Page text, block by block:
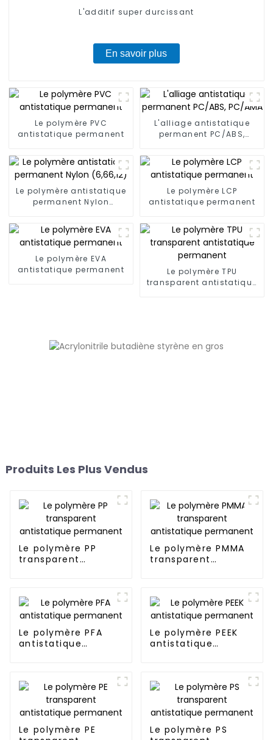
L'additif super durcissant
En savoir plus
Le polymère PVC
antistatique permanent
L'alliage antistatique
permanent PC/ABS,
Le polymère antistatique
permanent Nylon
Le polymère LCP
antistatique permanent
Le polymère EVA
antistatique permanent
Le polymère TPU
transparent antistatique
Produits Les Plus Vendus
Le polymère PP
transparent
Le polymère PMMA
transparent
Le polymère PFA
antistatique
Le polymère PEEK
antistatique
Le polymère PE
Le polymère PS